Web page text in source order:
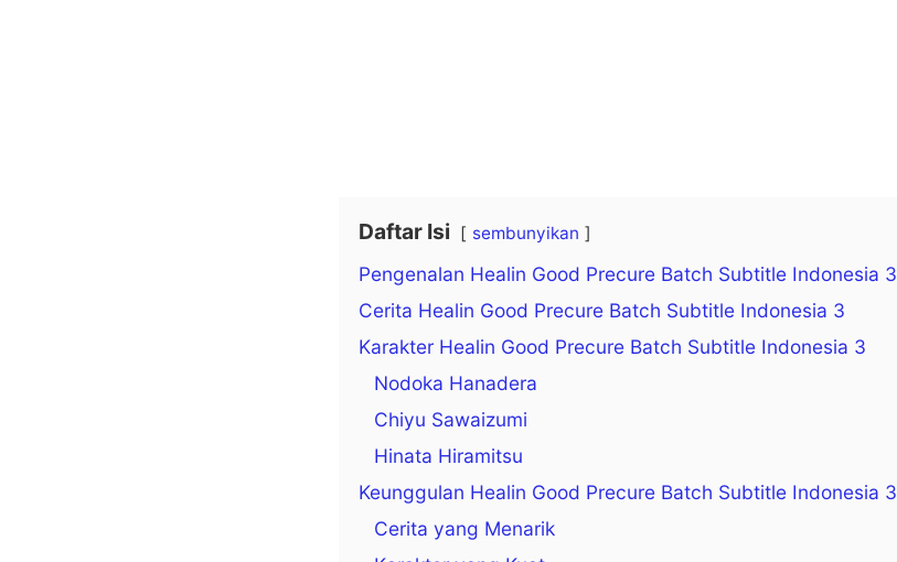
Daftar Isi sembunyikan
Pengenalan Healin Good Precure Batch Subtitle Indonesia 3
Cerita Healin Good Precure Batch Subtitle Indonesia 3
Karakter Healin Good Precure Batch Subtitle Indonesia 3
Nodoka Hanadera
Chiyu Sawaizumi
Hinata Hiramitsu
Keunggulan Healin Good Precure Batch Subtitle Indonesia 3
Cerita yang Menarik